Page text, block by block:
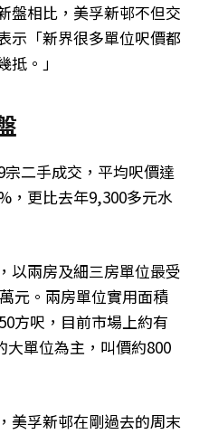
盤相比，美孚新邨不但交
示「新界很多單位呎價都
。」
二手成交，平均呎價達
，更比去年9,300多元水
以兩房及細三房單位最受
元。兩房單位實用面積
方呎，目前市場上約有
大單位為主，叫價約800
美孚新邨在剛過去的周末